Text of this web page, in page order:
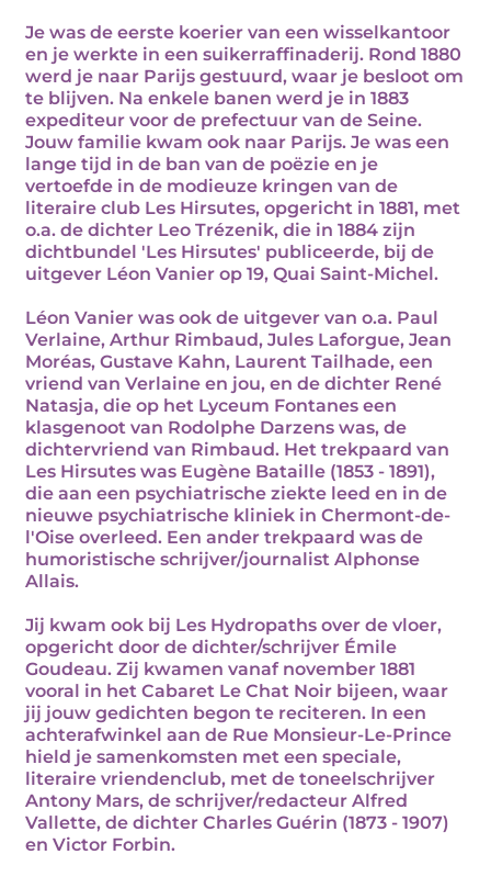
Je was de eerste koerier van een wisselkantoor
en je werkte in een suikerraffinaderij. Rond 1880
werd je naar Parijs gestuurd, waar je besloot om
te blijven. Na enkele banen werd je in 1883
expediteur voor de prefectuur van de Seine.
Jouw familie kwam ook naar Parijs. Je was een
lange tijd in de ban van de poëzie en je
vertoefde in de modieuze kringen van de
literaire club Les Hirsutes, opgericht in 1881, met
o.a. de dichter Leo Trézenik, die in 1884 zijn
dichtbundel 'Les Hirsutes' publiceerde, bij de
uitgever Léon Vanier op 19, Quai Saint-Michel.
Léon Vanier was ook de uitgever van o.a. Paul
Verlaine, Arthur Rimbaud, Jules Laforgue, Jean
Moréas, Gustave Kahn, Laurent Tailhade, een
vriend van Verlaine en jou, en de dichter René
Natasja, die op het Lyceum Fontanes een
klasgenoot van Rodolphe Darzens was, de
dichtervriend van Rimbaud. Het trekpaard van
Les Hirsutes was Eugène Bataille (1853 - 1891),
die aan een psychiatrische ziekte leed en in de
nieuwe psychiatrische kliniek in Chermont-de-
l'Oise overleed. Een ander trekpaard was de
humoristische schrijver/journalist Alphonse
Allais.
Jij kwam ook bij Les Hydropaths over de vloer,
opgericht door de dichter/schrijver Émile
Goudeau. Zij kwamen vanaf november 1881
vooral in het Cabaret Le Chat Noir bijeen, waar
jij jouw gedichten begon te reciteren. In een
achterafwinkel aan de Rue Monsieur-Le-Prince
hield je samenkomsten met een speciale,
literaire vriendenclub, met de toneelschrijver
Antony Mars, de schrijver/redacteur Alfred
Vallette, de dichter Charles Guérin (1873 - 1907)
en Victor Forbin.